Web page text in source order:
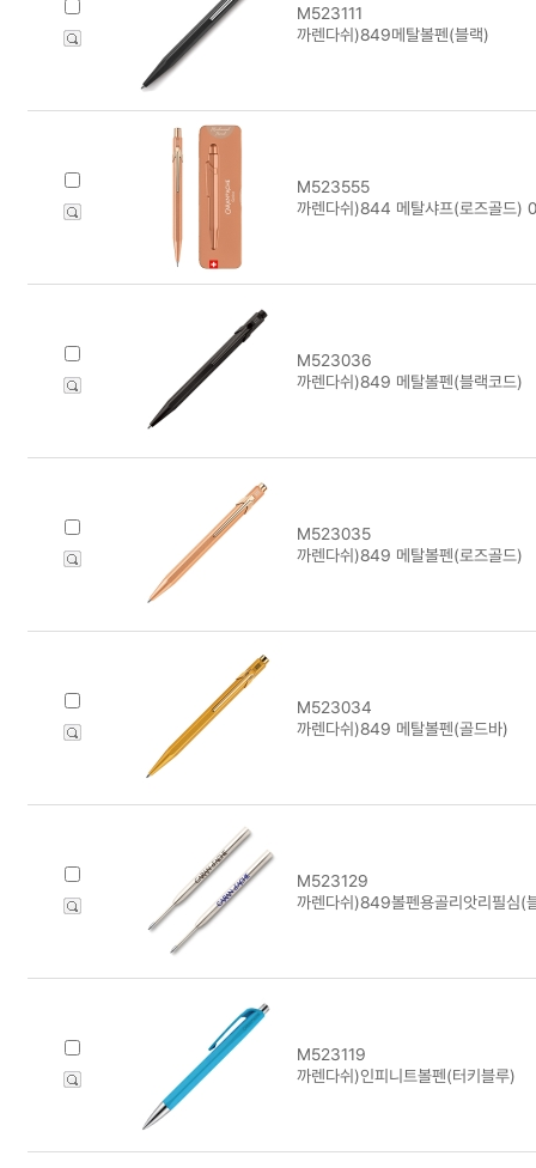
M523111
까렌다쉬)849메탈볼펜(블랙)
M523555
까렌다쉬)844 메탈샤프(로즈골드)
M523036
까렌다쉬)849 메탈볼펜(블랙코드)
M523035
까렌다쉬)849 메탈볼펜(로즈골드)
M523034
까렌다쉬)849 메탈볼펜(골드바)
M523129
까렌다쉬)849볼펜용골리앗리필심(
M523119
까렌다쉬)인피니트볼펜(터키블루)